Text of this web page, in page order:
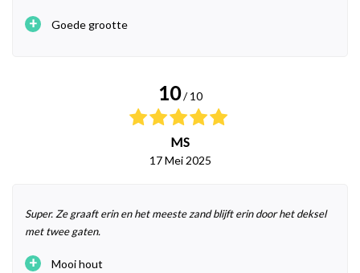
+ Goede grootte
10 / 10
MS
17 Mei 2025
Super. Ze graaft erin en het meeste zand blijft erin door het deksel
met twee gaten.
+ Mooi hout